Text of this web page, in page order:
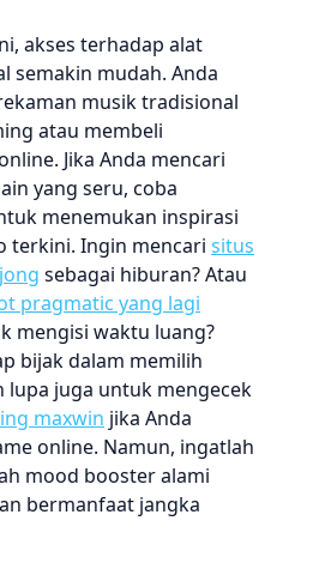
akses terhadap alat
semakin mudah. Anda
musik tradisional
atau membeli
Jika Anda mencari
yang seru, coba
menemukan inspirasi
terkini. Ingin mencari situs
sebagai hiburan? Atau
pragmatic yang lagi
mengisi waktu luang?
bijak dalam memilih
lupa juga untuk mengecek
maxwin jika Anda
online. Namun, ingatlah
mood booster alami
bermanfaat jangka